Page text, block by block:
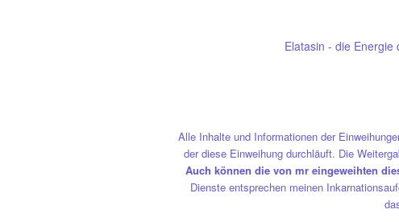
Elatasin - die
Alle Inhalte und Informationen der
der diese Einweihung durchläuft. Die
Auch können die von mr eingeweihten
Dienste entsprechen meinen